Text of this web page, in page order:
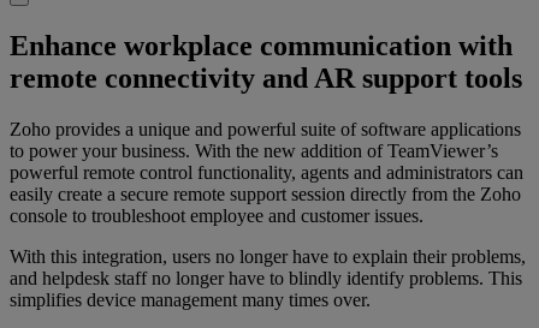
Enhance workplace communication with
remote connectivity and AR support tools
Zoho provides a unique and powerful suite of software applications
to power your business. With the new addition of TeamViewer’s
powerful remote control functionality, agents and administrators can
easily create a secure remote support session directly from the Zoho
console to troubleshoot employee and customer issues.
With this integration, users no longer have to explain their problems,
and helpdesk staff no longer have to blindly identify problems. This
simplifies device management many times over.